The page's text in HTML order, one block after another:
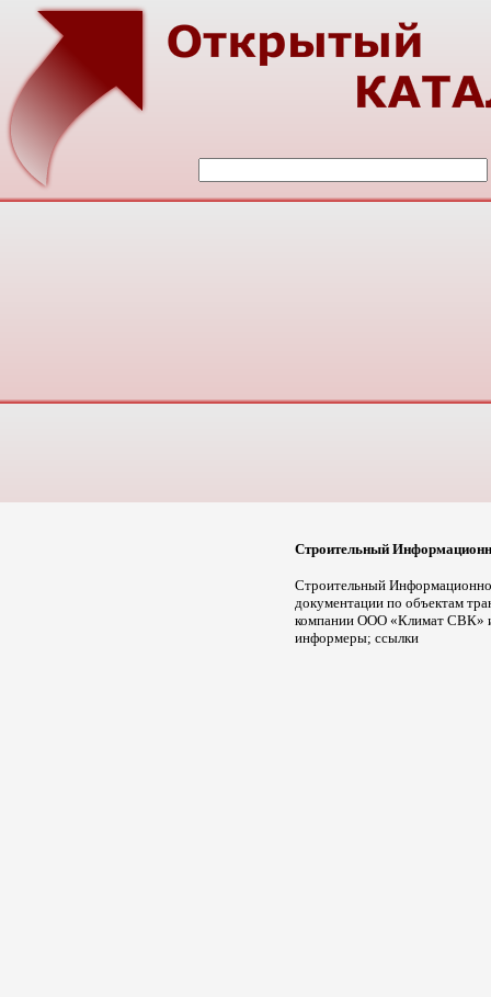
Строительный
Строительный
документации по объектам
компании ООО «Климат СВК» и
информеры; ссылки